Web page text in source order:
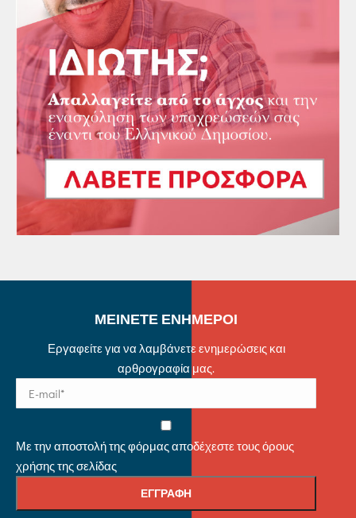
ΜΕΙΝΕΤΕ ΕΝΗΜΕΡΟΙ
Εργαφείτε για να λαμβάνετε ενημερώσεις και
αρθρογραφία μας.
Με την αποστολή της φόρμας αποδέχεστε τους όρους
χρήσης της σελίδας